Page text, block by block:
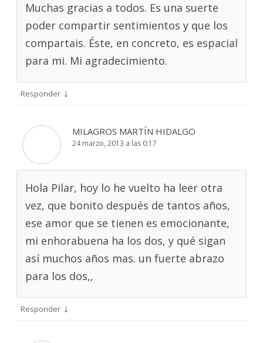
Muchas gracias a todos. Es una suerte
poder compartir sentimientos y que los
compartais. Éste, en concreto, es espacial
para mi. Mi agradecimiento.
Responder ↓
MILAGROS MARTÍN HIDALGO
24 marzo, 2013 a las 0:17
Hola Pilar, hoy lo he vuelto ha leer otra
vez, que bonito después de tantos años,
ese amor que se tienen es emocionante,
mi enhorabuena ha los dos, y qué sigan
así muchos años mas. un fuerte abrazo
para los dos,,
Responder ↓